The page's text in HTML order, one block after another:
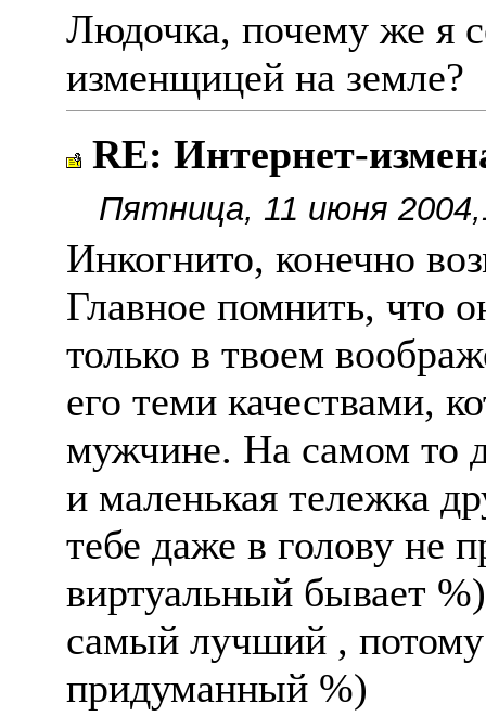
Людочка, почему же я
изменщицей на земле?
RE: Интернет-
Пятница, 11 июня
Инкогнито, конечно
Главное помнить, что
только в твоем
его теми качествами,
мужчине. На самом то
и маленькая тележка
тебе даже в голову не
виртуальный бывает
самый лучший ,
придуманный %)